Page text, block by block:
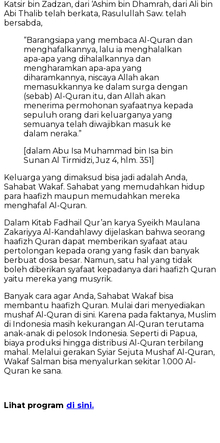
Katsir bin Zadzan, dari ‘Ashim bin Dhamrah, dari Ali bin
Abi Thalib telah berkata, Rasulullah Saw. telah
bersabda,
“Barangsiapa yang membaca Al-Quran dan
menghafalkannya, lalu ia menghalalkan
apa-apa yang dihalalkannya dan
mengharamkan apa-apa yang
diharamkannya, niscaya Allah akan
memasukkannya ke dalam surga dengan
(sebab) Al-Quran itu, dan Allah akan
menerima permohonan syafaatnya kepada
sepuluh orang dari keluarganya yang
semuanya telah diwajibkan masuk ke
dalam neraka.”
[dalam Abu Isa Muhammad bin Isa bin
Sunan Al Tirmidzi, Juz 4, hlm. 351]
Keluarga yang dimaksud bisa jadi adalah Anda,
Sahabat Wakaf. Sahabat yang memudahkan hidup
para haafizh maupun memudahkan mereka
menghafal Al-Quran.
Dalam Kitab Fadhail Qur’an karya Syeikh Maulana
Zakariyya Al-Kandahlawy dijelaskan bahwa seorang
haafizh Quran dapat memberikan syafaat atau
pertolongan kepada orang yang fasik dan banyak
berbuat dosa besar. Namun, satu hal yang tidak
boleh diberikan syafaat kepadanya dari haafizh Quran
yaitu mereka yang musyrik.
Banyak cara agar Anda, Sahabat Wakaf bisa
membantu haafizh Quran. Mulai dari menyediakan
mushaf Al-Quran di sini. Karena pada faktanya, Muslim
di Indonesia masih kekurangan Al-Quran terutama
anak-anak di pelosok Indonesia. Seperti di Papua,
biaya produksi hingga distribusi Al-Quran terbilang
mahal. Melalui gerakan Syiar Sejuta Mushaf Al-Quran,
Wakaf Salman bisa menyalurkan sekitar 1.000 Al-
Quran ke sana.
Lihat program di sini.